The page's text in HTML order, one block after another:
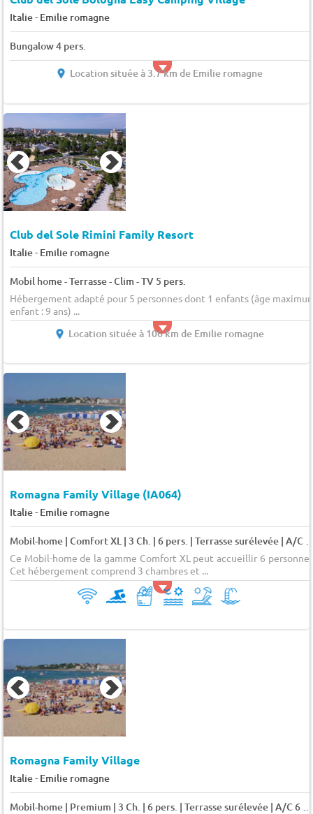
Italie- Emilie romagne
Bungalow 4 pers.
Location située à 3.7 km de Emilie romagne
Club del Sole Rimini Family Resort
Italie- Emilie romagne
Mobil home - Terrasse - Clim - TV 5 pers.
Hébergement adapté pour 5 personnes dont 1 enfants (âge
enfant : 9 ans) ...
Location située à 106 km de Emilie romagne
Romagna Family Village (IA064)
Italie- Emilie romagne
Mobil-home | Comfort XL | 3 Ch. | 6 pers.
Ce Mobil-home de la gamme Comfort XL peut accueillir 6
Cet hébergement comprend 3 chambres et ...
Romagna Family Village
Italie- Emilie romagne